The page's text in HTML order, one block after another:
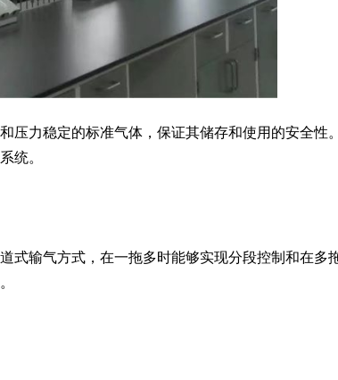
力稳定的标准气体，保证其储存和使用的安全性
统。
式输气方式，在一拖多时能够实现分段控制和在多